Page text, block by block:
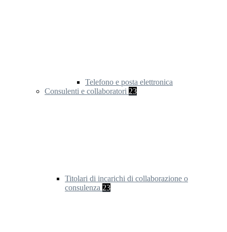
Telefono e posta elettronica
Consulenti e collaboratori 23
Titolari di incarichi di collaborazione o
consulenza 23